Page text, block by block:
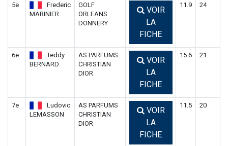
5e
Frederic
MARINIER
GOLF
ORLEANS
DONNERY
VOIR
LA
FICHE
11.9 24
6e
Teddy
BERNARD
AS PARFUMS
CHRISTIAN
DIOR
VOIR
LA
FICHE
15.6 21
7e
Ludovic
LEMASSON
AS PARFUMS
CHRISTIAN
DIOR
VOIR
LA
FICHE
11.5 20